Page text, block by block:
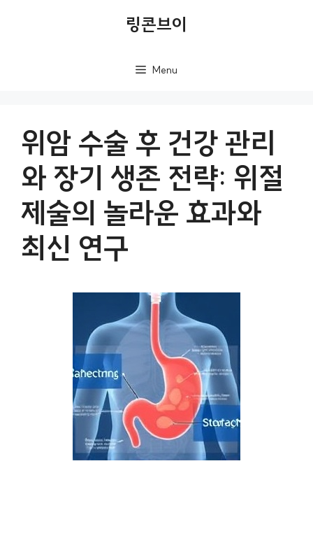
링콘브이
Menu
위암 수술 후 건강 관리
와 장기 생존 전략: 위절
제술의 놀라운 효과와
최신 연구